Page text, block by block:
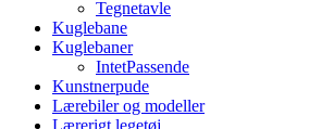
Tegnetavle
Kuglebane
Kuglebaner
IntetPassende
Kunstnerpude
Lærebiler og modeller
Lærerigt legetøj